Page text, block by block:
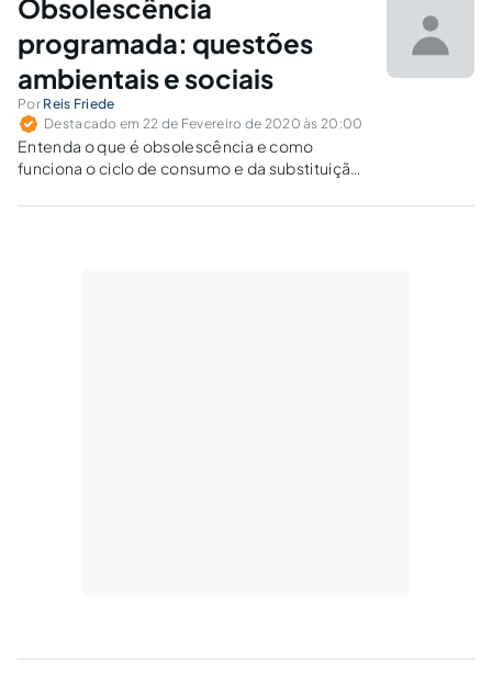
Obsolescência
programada: questões
ambientais e sociais
Por Reis Friede
Destacado em 22 de Fevereiro de 2020 às 20:00
Entenda o que é obsolescência e como
funciona o ciclo de consumo e da substituição
necessidade de consumo. O documentário